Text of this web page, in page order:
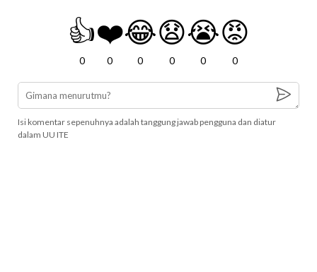
👍
0
❤️
0
😂
0
😧
0
😭
0
😡
0
Isi komentar sepenuhnya adalah tanggung jawab pengguna dan diatur
dalam UU ITE